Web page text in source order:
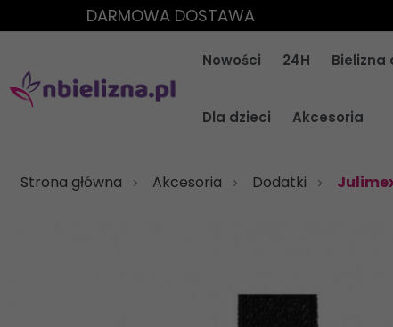
DARMOWA DOSTAWA
Nowości 24H Bielizna
Dla dzieci Akcesoria
Strona główna Akcesoria Dodatki